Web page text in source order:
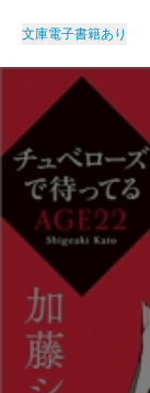
文庫電子書籍あり